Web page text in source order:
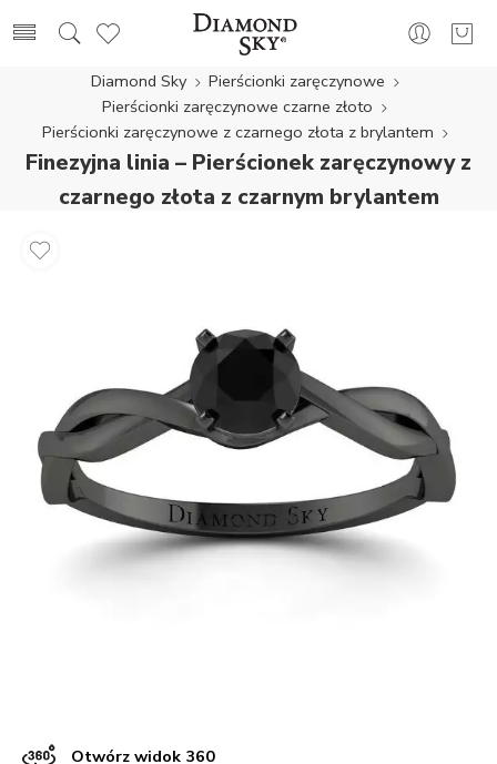
Diamond Sky
Pierścionki zaręczynowe
Pierścionki zaręczynowe czarne złoto
Pierścionki zaręczynowe z czarnego złota z brylantem
Finezyjna linia – Pierścionek zaręczynowy z
czarnego złota z czarnym brylantem
Otwórz widok 360